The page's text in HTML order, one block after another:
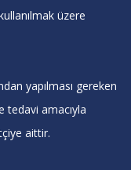
üzere
yapılması gereken
tedavi amacıyla
aittir.